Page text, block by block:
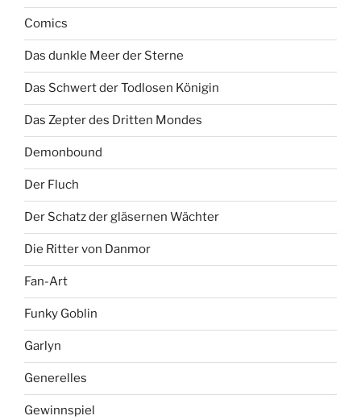
Comics
Das dunkle Meer der Sterne
Das Schwert der Todlosen Königin
Das Zepter des Dritten Mondes
Demonbound
Der Fluch
Der Schatz der gläsernen Wächter
Die Ritter von Danmor
Fan-Art
Funky Goblin
Garlyn
Generelles
Gewinnspiel